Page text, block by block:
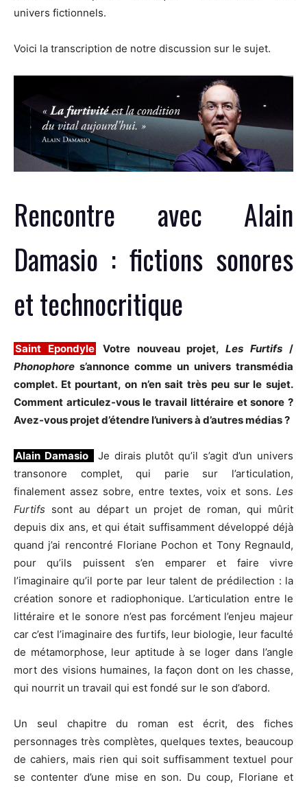
univers fictionnels.
Voici la transcription de notre discussion sur le sujet.
Rencontre avec Alain
Damasio : fictions sonores
et technocritique
Saint Epondyle Votre nouveau projet,Les Furtifs /
Phonophore s’annonce comme un univers transmédia
complet. Et pourtant, on n’en sait très peu sur le sujet.
Comment articulez-vous le travail littéraire et sonore ?
Avez-vous projet d’étendre l’univers à d’autres médias ?
Alain Damasio
Je dirais plutôt qu’il s’agit d’un univers
transonore complet, qui parie sur l’articulation,
finalement assez sobre, entre textes, voix et sons. Les
Furtifs sont au départ un projet de roman, qui mûrit
depuis dix ans, et qui était suffisamment développé déjà
quand j’ai rencontré Floriane Pochon et Tony Regnauld,
pour qu’ils puissent s’en emparer et faire vivre
l’imaginaire qu’il porte par leur talent de prédilection : la
création sonore et radiophonique. L’articulation entre le
littéraire et le sonore n’est pas forcément l’enjeu majeur
car c’est l’imaginaire des furtifs, leur biologie, leur faculté
de métamorphose, leur aptitude à se loger dans l’angle
mort des visions humaines, la façon dont on les chasse,
qui nourrit un travail qui est fondé sur le son d’abord.
Un seul chapitre du roman est écrit, des fiches
personnages très complètes, quelques textes, beaucoup
de cahiers, mais rien qui soit suffisamment textuel pour
se contenter d’une mise en son. Du coup, Floriane et